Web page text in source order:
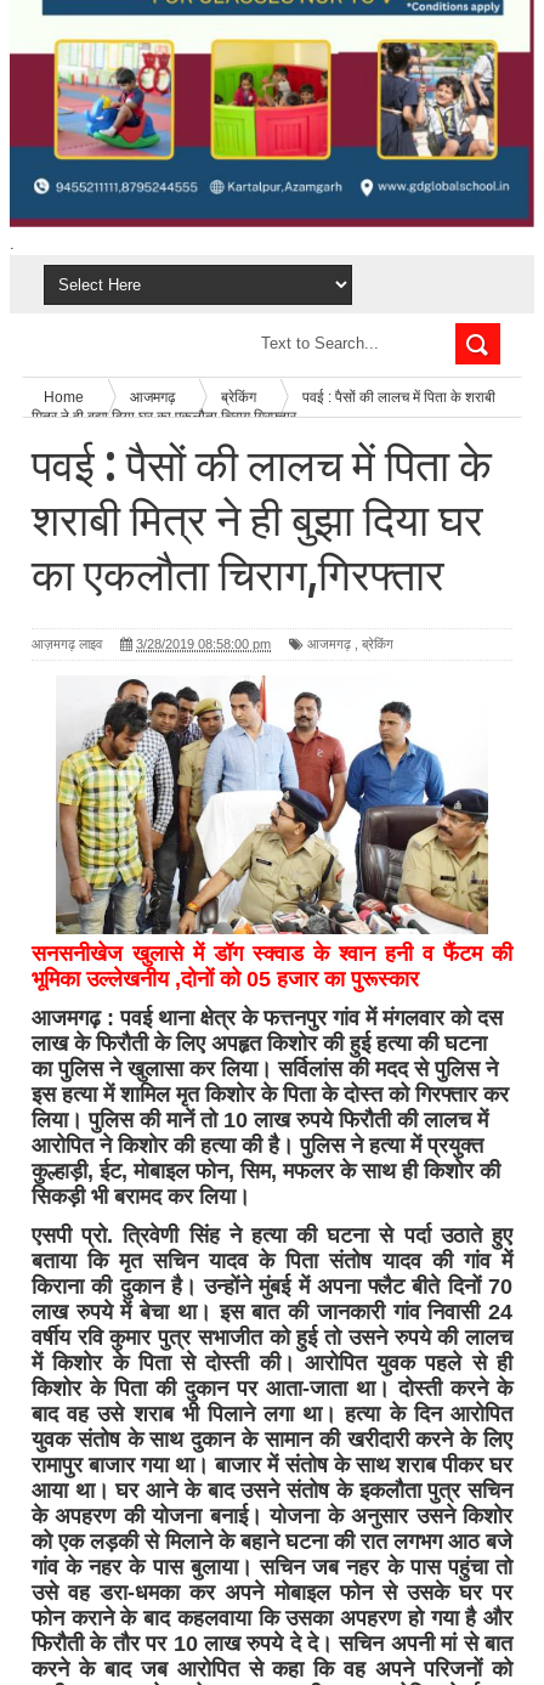
.
Home आजमगढ़ ब्रेकिंग
पवई : पैसों की लालच में पिता के शराबी
मित्र ने ही बुझा दिया घर का एकलौता चिराग,गिरफ्तार
पवई : पैसों की लालच में पिता के
शराबी मित्र ने ही बुझा दिया घर
का एकलौता चिराग,गिरफ्तार
आज़मगढ़ लाइव 3/28/2019 08:58:00 pm आजमगढ़ ब्रेकिंग
सनसनीखेज खुलासे में डॉग स्क्वाड के श्वान हनी व फैंटम की
भूमिका उल्लेखनीय ,दोनों को 05 हजार का पुरूस्कार
आजमगढ़ : पवई थाना क्षेत्र के फत्तनपुर गांव में मंगलवार को दस
लाख के फिरौती के लिए अपहृत किशोर की हुई हत्या की घटना
का पुलिस ने खुलासा कर लिया। सर्विलांस की मदद से पुलिस ने
इस हत्या में शामिल मृत किशोर के पिता के दोस्त को गिरफ्तार कर
लिया। पुलिस की मानें तो 10 लाख रुपये फिरौती की लालच में
आरोपित ने किशोर की हत्या की है। पुलिस ने हत्या में प्रयुक्त
कुल्हाड़ी, ईट, मोबाइल फोन, सिम, मफलर के साथ ही किशोर की
सिकड़ी भी बरामद कर लिया।
एसपी प्रो. त्रिवेणी सिंह ने हत्या की घटना से पर्दा उठाते हुए
बताया कि मृत सचिन यादव के पिता संतोष यादव की गांव में
किराना की दुकान है। उन्होंने मुंबई में अपना फ्लैट बीते दिनों 70
लाख रुपये में बेचा था। इस बात की जानकारी गांव निवासी 24
वर्षीय रवि कुमार पुत्र सभाजीत को हुई तो उसने रुपये की लालच
में किशोर के पिता से दोस्ती की। आरोपित युवक पहले से ही
किशोर के पिता की दुकान पर आता-जाता था। दोस्ती करने के
बाद वह उसे शराब भी पिलाने लगा था। हत्या के दिन आरोपित
युवक संतोष के साथ दुकान के सामान की खरीदारी करने के लिए
रामापुर बाजार गया था। बाजार में संतोष के साथ शराब पीकर घर
आया था। घर आने के बाद उसने संतोष के इकलौता पुत्र सचिन
के अपहरण की योजना बनाई। योजना के अनुसार उसने किशोर
को एक लड़की से मिलाने के बहाने घटना की रात लगभग आठ बजे
गांव के नहर के पास बुलाया। सचिन जब नहर के पास पहुंचा तो
उसे वह डरा-धमका कर अपने मोबाइल फोन से उसके घर पर
फोन कराने के बाद कहलवाया कि उसका अपहरण हो गया है और
फिरौती के तौर पर 10 लाख रुपये दे दे। सचिन अपनी मां से बात
करने के बाद जब आरोपित से कहा कि वह अपने परिजनों को